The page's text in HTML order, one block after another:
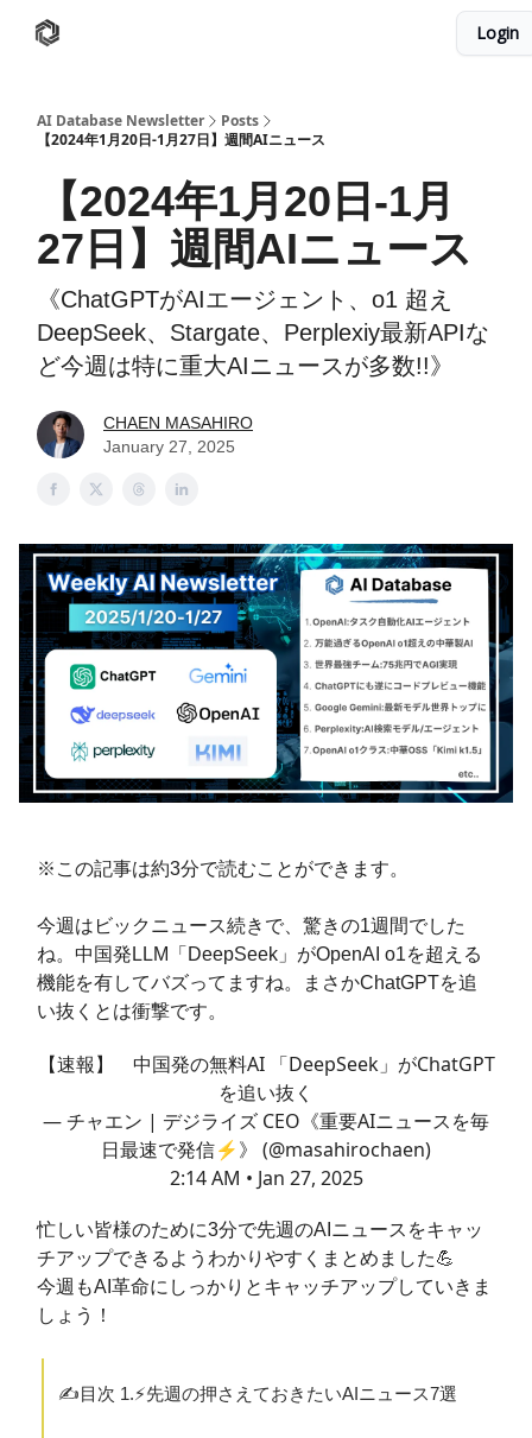
Login
AI Database Newsletter
Posts
【2024年1月20日-1月27日】週間AIニュース
【2024年1月20日-1月
27日】週間AIニュース
《ChatGPTがAIエージェント、o1 超え
DeepSeek、Stargate、Perplexiy最新APIな
ど今週は特に重大AIニュースが多数!!️》
CHAEN MASAHIRO
January 27, 2025
※この記事は約3分で読むことができます。
今週はビックニュース続きで、驚きの1週間でした
ね。中国発LLM「DeepSeek」がOpenAI o1を超える
機能を有してバズってますね。まさかChatGPTを追
い抜くとは衝撃です。
【速報】 中国発の無料AI 「DeepSeek」がChatGPT
を追い抜く
— チャエン | デジライズ CEO《重要AIニュースを毎
日最速で発信⚡️》 (@masahirochaen)
2:14 AM • Jan 27, 2025
忙しい皆様のために3分で先週のAIニュースをキャッ
チアップできるようわかりやすくまとめました💪
今週もAI革命にしっかりとキャッチアップしていきま
しょう！
✍️目次 1.⚡️先週の押さえておきたいAIニュース7選